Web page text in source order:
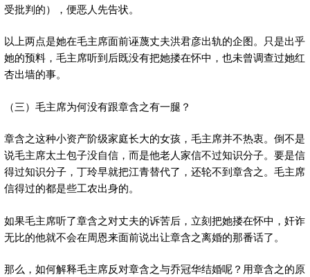
受批判的），便恶人先告状。
以上两点是她在毛主席面前诬蔑丈夫洪君彦出轨的企图。只是出乎
她的预料，毛主席听到后既没有把她搂在怀中，也未曾调查过她红
杏出墙的事。
（三）毛主席为何没有跟章含之有一腿？
章含之这种小资产阶级家庭长大的女孩，毛主席并不热衷。倒不是
说毛主席太土包子没自信，而是他老人家信不过知识分子。要是信
得过知识分子，丁玲早就把江青替代了，还轮不到章含之。毛主席
信得过的都是些工农出身的。
如果毛主席听了章含之对丈夫的诉苦后，立刻把她搂在怀中，奸诈
无比的他就不会在周恩来面前说出让章含之离婚的那番话了。
那么，如何解释毛主席反对章含之与乔冠华结婚呢？用章含之的原